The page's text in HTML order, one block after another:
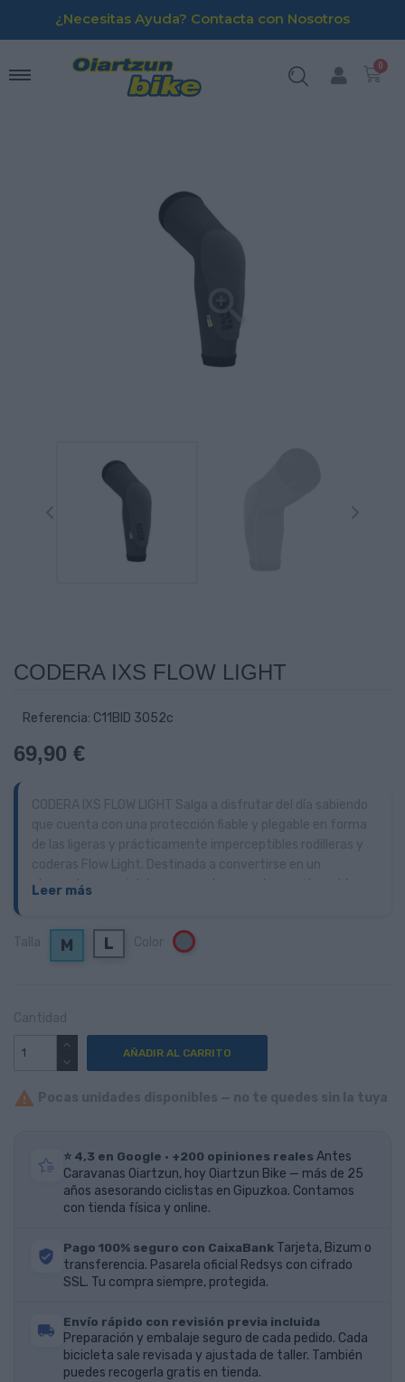
¿Necesitas Ayuda? Contacta con Nosotros

CODERA IXS FLOW LIGHT
Referencia: C11BID 3052c
69,90 €
elemento esencial de sus aventuras, esta versión está
almohadillas Xmatter de alta absorción de impactos
firmemente en su lugar. Acostúmbrese a ponerse y
Leer más
M L Gris
AÑADIR AL CARRITO

⭐ 4,3 en Google · +200 opiniones reales Antes
Caravanas Oiartzun, hoy Oiartzun Bike — más de 25
años asesorando ciclistas en Gipuzkoa. Contamos
con tienda física y online.
Pago 100% seguro con CaixaBank Tarjeta, Bizum o
transferencia. Pasarela oficial Redsys con cifrado
SSL. Tu compra siempre, protegida.
Envío rápido con revisión previa incluida
Preparación y embalaje seguro de cada pedido. Cada
bicicleta sale revisada y ajustada de taller. También
puedes recogerla gratis en tienda.